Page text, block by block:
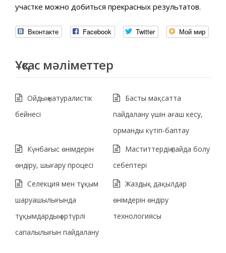
участке можно добиться прекрасных результатов.
Вконтакте Facebook Twitter Мой мир
Ұқсас мәліметтер
Ойдың натуралистік
бейнесі
Басты мақсатта
пайдалану үшін ағаш кесу,
орманды күтіп-баптау
Күнбағыс өнімдерін
өндіру, шығару процесі
Маститтердің пайда болу
себептері
Селекция мен тұқым
шаруашылығында
тұқымдардың әртүрлі
сапалылығын пайдалану
Жаздық дақылдар
өнімдерін өндіру
технологиясы